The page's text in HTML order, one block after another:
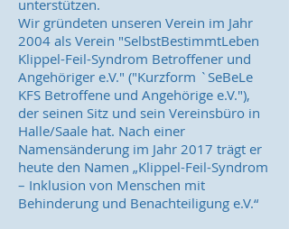
unterstützen.
Wir gründeten unseren Verein im Jahr
2004 als Verein "SelbstBestimmtLeben
Klippel-Feil-Syndrom Betroffener und
Angehöriger e.V." ("Kurzform `SeBeLe
KFS Betroffene und Angehörige e.V."),
der seinen Sitz und sein Vereinsbüro in
Halle/Saale hat. Nach einer
Namensänderung im Jahr 2017 trägt er
heute den Namen „Klippel-Feil-Syndrom
– Inklusion von Menschen mit
Behinderung und Benachteiligung e.V.“​